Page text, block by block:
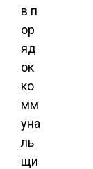
в п
ор
яд
ок
ко
мм
уна
ль
щи